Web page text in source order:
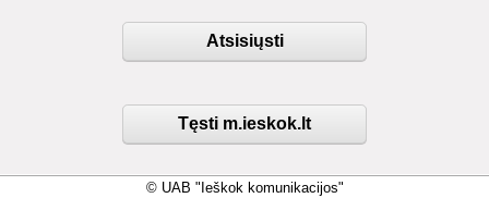
Atsisiųsti
Tęsti m.ieskok.lt
© UAB "Ieškok komunikacijos"